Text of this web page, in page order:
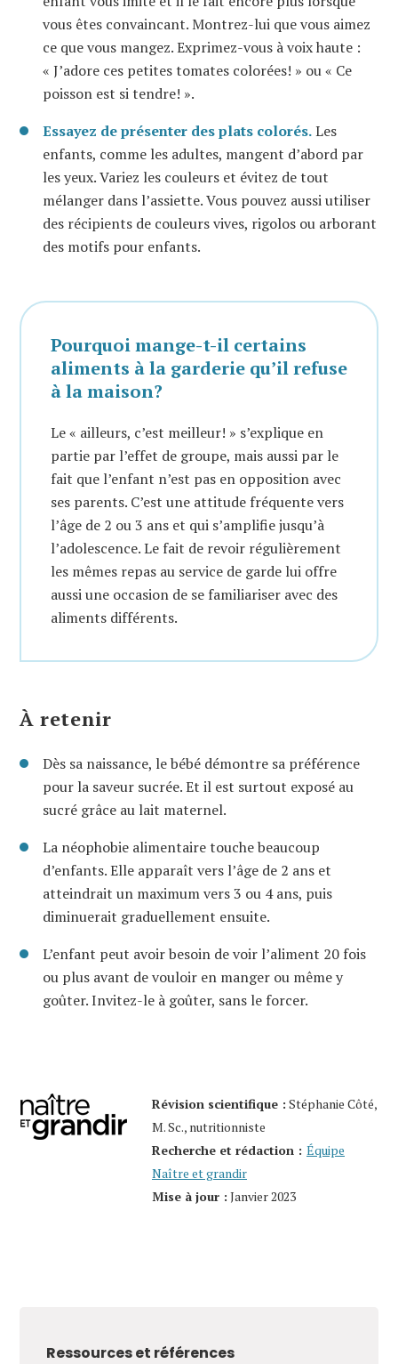
vous êtes convaincant. Montrez-lui que vous aimez
ce que vous mangez. Exprimez-vous à voix haute :
« J’adore ces petites tomates colorées! » ou « Ce
poisson est si tendre! ».
Essayez de présenter des plats colorés.Les
enfants, comme les adultes, mangent d’abord par
les yeux. Variez les couleurs et évitez de tout
mélanger dans l’assiette. Vous pouvez aussi utiliser
des récipients de couleurs vives, rigolos ou arborant
des motifs pour enfants.
Pourquoi mange-t-il certains
aliments à la garderie qu’il refuse
à la maison?
Le « ailleurs, c’est meilleur! » s’explique en
partie par l’effet de groupe, mais aussi par le
fait que l’enfant n’est pas en opposition avec
ses parents. C’est une attitude fréquente vers
l’âge de 2 ou 3 ans et qui s’amplifie jusqu’à
l’adolescence. Le fait de revoir régulièrement
les mêmes repas au service de garde lui offre
aussi une occasion de se familiariser avec des
aliments différents.
À retenir
Dès sa naissance, le bébé démontre sa préférence
pour la saveur sucrée. Et il est surtout exposé au
sucré grâce au lait maternel.
La néophobie alimentaire touche beaucoup
d’enfants. Elle apparaît vers l’âge de 2 ans et
atteindrait un maximum vers 3 ou 4 ans, puis
diminuerait graduellement ensuite.
L’enfant peut avoir besoin de voir l’aliment 20 fois
ou plus avant de vouloir en manger ou même y
goûter. Invitez-le à goûter, sans le forcer.
Révision scientifique : Stéphanie Côté,
M. Sc., nutritionniste
Recherche et rédaction : Équipe
Naître et grandir
Mise à jour : Janvier 2023
Ressources et références